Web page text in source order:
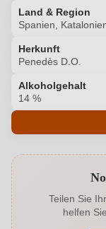
Land & Region
Spanien,
Herkunft
Penedès D.O.
Alkoholgehalt
14 %
Alkoholgehalt in %
Allergene
Teilen Sie
helfen